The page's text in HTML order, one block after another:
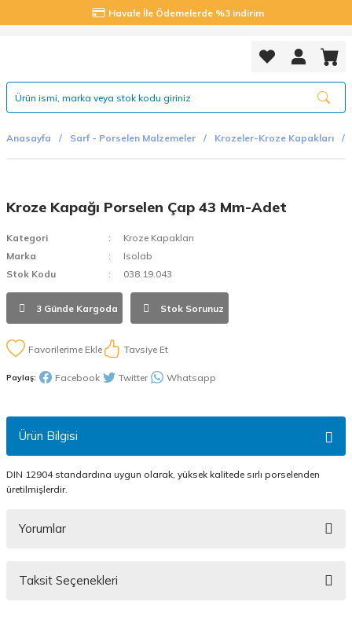
Havale İle Ödemelerde %3 indirim
Anasayfa Sarf - Porselen Malzemeler Krozeler-Kroze Kapakları
Kroze Kapağı Porselen Çap 43 Mm-Adet
Kategori
Kroze Kapakları
Marka
Isolab
Stok Kodu
038.19.043
3 Günde Kargoda Stok Sorunuz
Tavsiye Et
Paylaş: Facebook Twitter Whatsapp
Ürün Bilgisi
DIN 12904 standardına uygun olarak, yüksek kalitede sırlı porselenden
üretilmişlerdir.
Yorumlar
Taksit Seçenekleri